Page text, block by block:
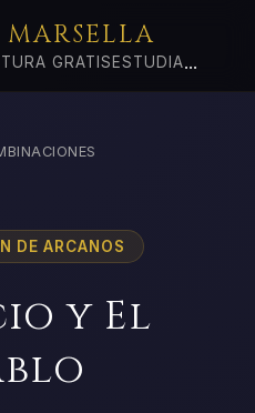
GRATIS ESTUDIA...
DE ARCANOS
y El